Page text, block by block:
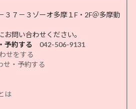
３７－３ゾーオ多摩１F・2F＠多摩動
問い合わせください。
予約する 042-506-9131
せをする
・予約する
は